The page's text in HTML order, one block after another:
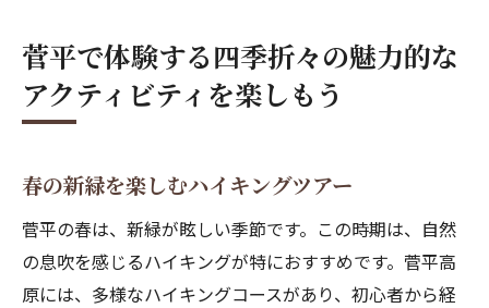
地元の食材を使った季節料理を堪能
爽やかな高原の空気を感じながら菅平でのハイ
初心者向けハイキングコースの紹介
ガイド付きハイキングツアーの魅力
自然観察を楽しむ高原ハイキング
菅平で体験する四季折々の魅力的な
アクティビティを楽しもう
春の新緑を楽しむハイキングツアー
菅平の春は、新緑が眩しい季節です。この時期は、自然
の息吹を感じるハイキングが特におすすめです。菅平高
原には、多様なハイキングコースがあり、初心者から経